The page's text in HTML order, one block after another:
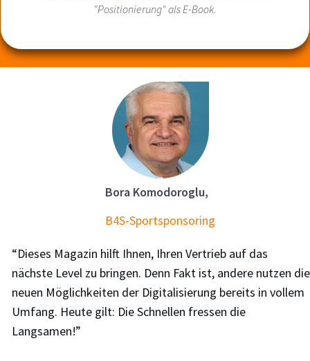
"Positionierung" als E-Book.
Bora Komodoroglu,
B4S-Sportsponsoring
“Dieses Magazin hilft Ihnen, Ihren Vertrieb auf das
nächste Level zu bringen. Denn Fakt ist, andere nutzen die
neuen Möglichkeiten der Digitalisierung bereits in vollem
Umfang. Heute gilt: Die Schnellen fressen die
Langsamen!”